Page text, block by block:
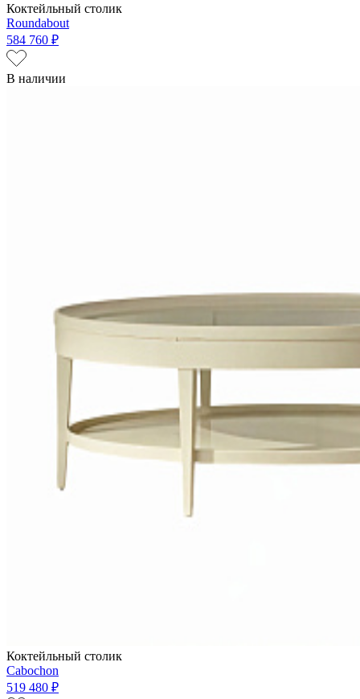
Коктейльный столик
Roundabout
584 760 ₽
В наличии
Коктейльный столик
Cabochon
519 480 ₽